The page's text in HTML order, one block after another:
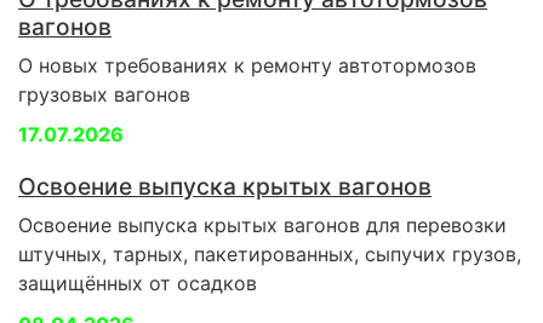
вагонов
О новых требованиях к ремонту автотормозов
грузовых вагонов
17.07.2026
Освоение выпуска крытых вагонов
Освоение выпуска крытых вагонов для перевозки
штучных, тарных, пакетированных, сыпучих грузов,
защищённых от осадков